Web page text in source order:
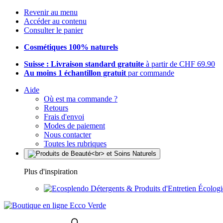
Revenir au menu
Accéder au contenu
Consulter le panier
Cosmétiques 100% naturels
Suisse : Livraison standard gratuite à partir de CHF 69.90
Au moins 1 échantillon gratuit par commande
Aide
Où est ma commande ?
Retours
Frais d'envoi
Modes de paiement
Nous contacter
Toutes les rubriques
Plus d'inspiration
Détergents & Produits d'Entretien